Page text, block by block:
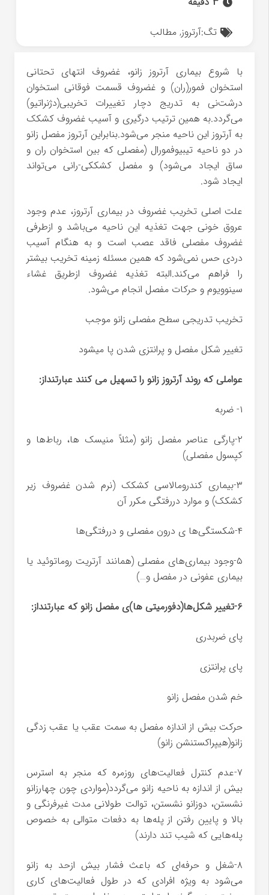
تگ:آرتروز,مطالب
با شروع بیماری آرتروز زانو، غضروف انتهای تحتانی
استخوان فمور(ران) و غضروف قسمت فوقانی استخوان
درشت‌نی به تدریج دچار تغییرات تخریبی(دژنراتیو)
می‌گردد.به همین ترتیب درگیری و آسیب غضروف کشکک
به آرتروز این ناحیه منجر می‌شود.بنابراین آرتروز مفصل زانو
در دو ناحیه تیبیوفمورال (مفصلی که بین استخوان ران و
ساق ایجاد می‌شود) و مفصل کشککی-رانی می‌تواند
ایجاد شود.
علت اصلی تخریب غضروف در بیماری آرتروز، عدم وجود
عروق خونی جهت تغذیه این ناحیه می‌باشد و ازطرفی
غضروف مفصلی فاقد عصب است و به هنگام آسیب
دردی حس نمی‌شود که همین مسئله زمینه تخریب بیشتر
را فراهم می‌کند.البته تغذیه غضروف ازطریق غشاء
سینوویوم و حرکات مفصل انجام می‌شود.
تخریب تدریجی سطح مفصلی زانو موجب
تغییر شکل مفصل و پرانتزی شدن پا میشود
عواملی که روند آرتروز زانو را تسهیل می کنند عبارتنداز:
۱- ضربه
۲-پارگی عناصر مفصل زانو (مثلاً منیسک ها، رباط‌ها و
کپسول مفصلی)
۳-بیماری کندرومالاسی کشکک (نرم شدن غضروف زیر
کشکک) و موارد دررفتگی مکرر آن
۴-شکستگی‌ها ی درون مفصلی و دررفتگی‌ها
۵-وجود بیماری‌های مفصلی (همانند آرتریت روماتوئید یا
بیماری عفونی در مفصل و…)
۶-تغییر شکل‌ها(دفورمیتی ها)ی مفصل زانو که عبارتنداز:
پای ضربدری
پای پرانتزی
خم شدن مفصل زانو
حرکت بیش از اندازه مفصل به سمت عقب یا عقب زدگی
زانو(هیپراکستنشن زانو)
۷-عدم کنترل فعالیت‌های روزمره که منجر به استرس
بیش از اندازه به ناحیه زانو می‌گردد(مواردی چون چهارزانو
نشستن، دوزانو نشستن، توالت طولانی مدت غیرفرنگی و
بالا و پایین رفتن از پله‌ها به دفعات متوالی به خصوص
پله‌هایی که شیب تند دارند)
۸-شغل و حرفه‌ای که باعث فشار بیش ازحد به زانو
می‌شود به ویژه افرادی که در طول فعالیت‌های کاری